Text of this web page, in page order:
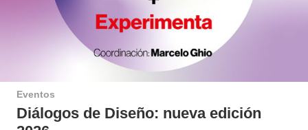
Eventos
Diálogos de Diseño: nueva edición